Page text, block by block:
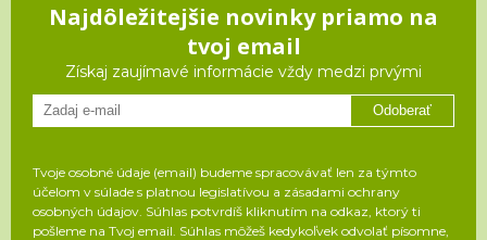
Najdôležitejšie novinky priamo na
tvoj email
Získaj zaujímavé informácie vždy medzi prvými
Odoberať
Tvoje osobné údaje (email) budeme spracovávať len za týmto
účelom v súlade s platnou legislatívou a zásadami ochrany
osobných údajov. Súhlas potvrdíš kliknutím na odkaz, ktorý ti
pošleme na Tvoj email. Súhlas môžeš kedykoľvek odvolať písomne,